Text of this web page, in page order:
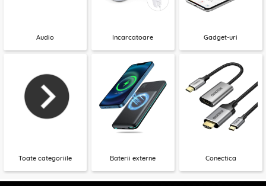
Audio Incarcatoare Gadget-uri
Toate categoriile Baterii externe Conectica